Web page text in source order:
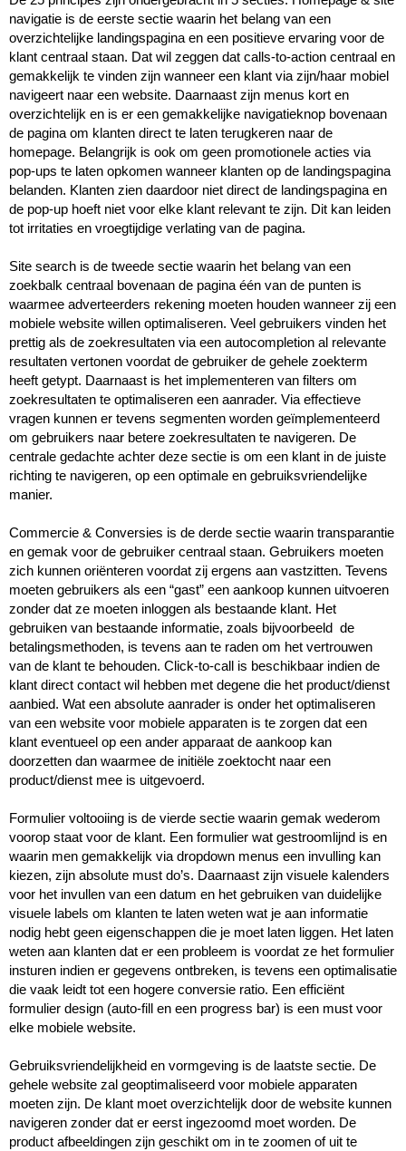
navigatie is de eerste sectie waarin het belang van een
overzichtelijke landingspagina en een positieve ervaring voor de
klant centraal staan. Dat wil zeggen dat calls-to-action centraal en
gemakkelijk te vinden zijn wanneer een klant via zijn/haar mobiel
navigeert naar een website. Daarnaast zijn menus kort en
overzichtelijk en is er een gemakkelijke navigatieknop bovenaan
de pagina om klanten direct te laten terugkeren naar de
homepage. Belangrijk is ook om geen promotionele acties via
pop-ups te laten opkomen wanneer klanten op de landingspagina
belanden. Klanten zien daardoor niet direct de landingspagina en
de pop-up hoeft niet voor elke klant relevant te zijn. Dit kan leiden
tot irritaties en vroegtijdige verlating van de pagina.
Site search is de tweede sectie waarin het belang van een
zoekbalk centraal bovenaan de pagina één van de punten is
waarmee adverteerders rekening moeten houden wanneer zij een
mobiele website willen optimaliseren. Veel gebruikers vinden het
prettig als de zoekresultaten via een autocompletion al relevante
resultaten vertonen voordat de gebruiker de gehele zoekterm
heeft getypt. Daarnaast is het implementeren van filters om
zoekresultaten te optimaliseren een aanrader. Via effectieve
vragen kunnen er tevens segmenten worden geïmplementeerd
om gebruikers naar betere zoekresultaten te navigeren. De
centrale gedachte achter deze sectie is om een klant in de juiste
richting te navigeren, op een optimale en gebruiksvriendelijke
manier.
Commercie & Conversies is de derde sectie waarin transparantie
en gemak voor de gebruiker centraal staan. Gebruikers moeten
zich kunnen oriënteren voordat zij ergens aan vastzitten. Tevens
moeten gebruikers als een “gast” een aankoop kunnen uitvoeren
zonder dat ze moeten inloggen als bestaande klant. Het
gebruiken van bestaande informatie, zoals bijvoorbeeld  de
betalingsmethoden, is tevens aan te raden om het vertrouwen
van de klant te behouden. Click-to-call is beschikbaar indien de
klant direct contact wil hebben met degene die het product/dienst
aanbied. Wat een absolute aanrader is onder het optimaliseren
van een website voor mobiele apparaten is te zorgen dat een
klant eventueel op een ander apparaat de aankoop kan
doorzetten dan waarmee de initiële zoektocht naar een
product/dienst mee is uitgevoerd.
Formulier voltooiing is de vierde sectie waarin gemak wederom
voorop staat voor de klant. Een formulier wat gestroomlijnd is en
waarin men gemakkelijk via dropdown menus een invulling kan
kiezen, zijn absolute must do’s. Daarnaast zijn visuele kalenders
voor het invullen van een datum en het gebruiken van duidelijke
visuele labels om klanten te laten weten wat je aan informatie
nodig hebt geen eigenschappen die je moet laten liggen. Het laten
weten aan klanten dat er een probleem is voordat ze het formulier
insturen indien er gegevens ontbreken, is tevens een optimalisatie
die vaak leidt tot een hogere conversie ratio. Een efficiënt
formulier design (auto-fill en een progress bar) is een must voor
elke mobiele website.
Gebruiksvriendelijkheid en vormgeving is de laatste sectie. De
gehele website zal geoptimaliseerd voor mobiele apparaten
moeten zijn. De klant moet overzichtelijk door de website kunnen
navigeren zonder dat er eerst ingezoomd moet worden. De
product afbeeldingen zijn geschikt om in te zoomen of uit te